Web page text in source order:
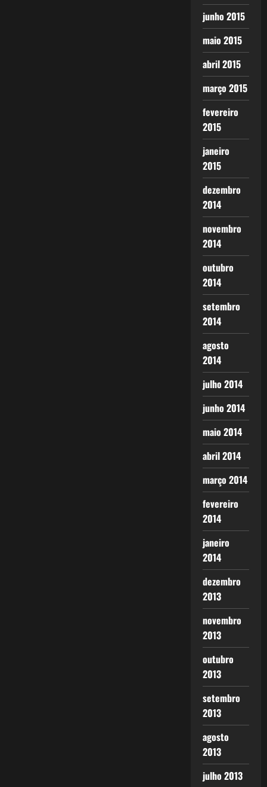
junho 2015
maio 2015
abril 2015
março 2015
fevereiro
2015
janeiro
2015
dezembro
2014
novembro
2014
outubro
2014
setembro
2014
agosto
2014
julho 2014
junho 2014
maio 2014
abril 2014
março 2014
fevereiro
2014
janeiro
2014
dezembro
2013
novembro
2013
outubro
2013
setembro
2013
agosto
2013
julho 2013